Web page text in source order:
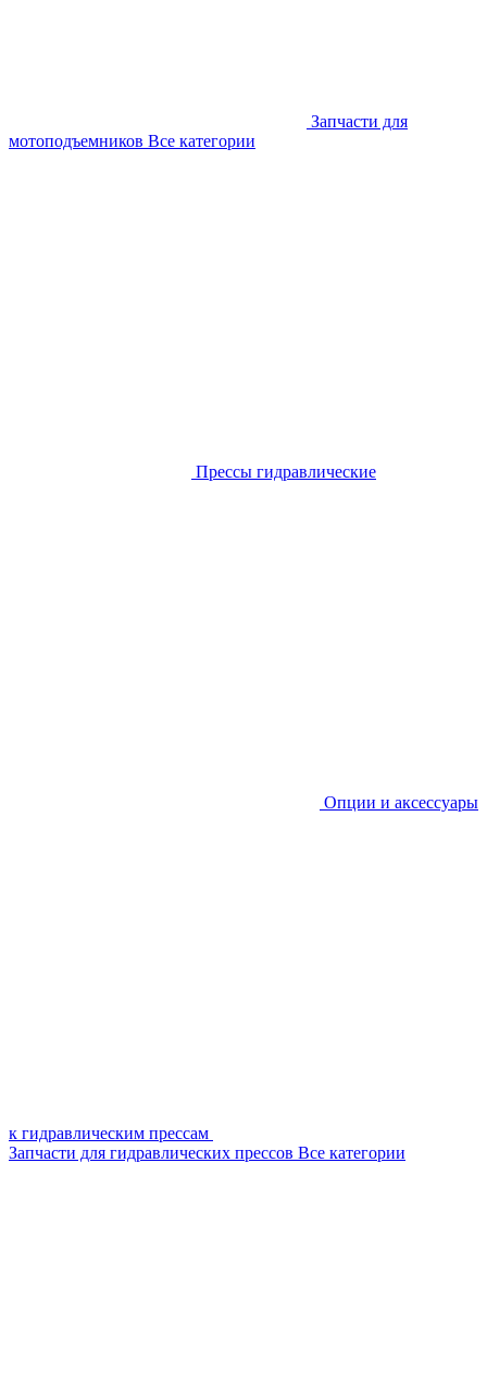
Запчасти для
мотоподъемников Все категории
Прессы гидравлические
Опции и аксессуары
к гидравлическим прессам
Запчасти для гидравлических прессов Все категории